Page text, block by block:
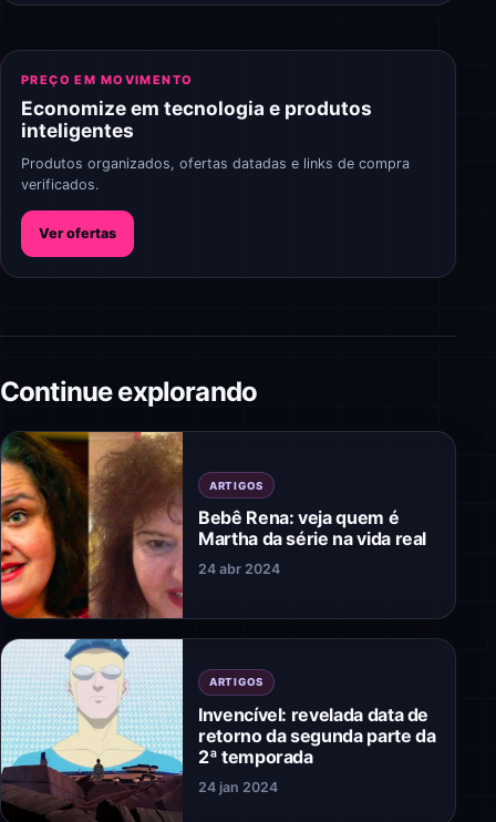
PREÇO EM MOVIMENTO
Economize em tecnologia e produtos
inteligentes
Produtos organizados, ofertas datadas e links de compra
verificados.
Ver ofertas
Continue explorando
ARTIGOS
Bebê Rena: veja quem é
Martha da série na vida real
24 abr 2024
ARTIGOS
Invencível: revelada data de
retorno da segunda parte da
2ª temporada
24 jan 2024